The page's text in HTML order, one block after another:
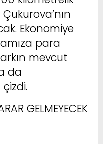
Ekonomiye
para
mevcut
da
GELMEYECEK